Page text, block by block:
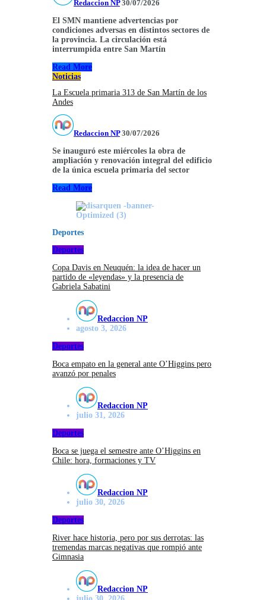
Redaccion NP 30/07/2026
El SMN mantiene advertencias por
condiciones adversas en distintos sectores de
la provincia. La circulación está
interrumpida entre San Martín
Read More
Noticias
La Escuela primaria 313 de San Martín de los
Andes
Redaccion NP 30/07/2026
Se inauguró este miércoles la obra de
ampliación y renovación integral del edificio
de la única escuela primaria del sector
Read More
Deportes
Deportes
Copa Davis en Neuquén: la idea de hacer un
partido de «leyendas» y la presencia de
Gabriela Sabatini
Redaccion NP
agosto 3, 2026
Deportes
Boca empato en la general ante O’Higgins pero
avanzó por penales
Redaccion NP
julio 31, 2026
Deportes
Boca se juega el semestre ante O’Higgins en
Chile: hora, formaciones y TV
Redaccion NP
julio 30, 2026
Deportes
River hace historia, pero por sus derrotas: las
tremendas marcas negativas que rompió ante
Gimnasia
Redaccion NP